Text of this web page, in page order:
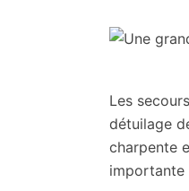
Les
détuilage
charpente
importante